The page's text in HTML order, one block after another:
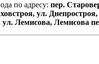
по адресу: пер.
, ул. Днепростроя,
ул. Лемисова, Лемисова